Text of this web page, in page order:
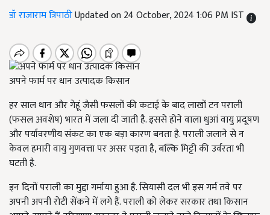
डॉ राजाराम त्रिपाठीUpdated on 24 October, 2024 1:06 PM IST
अपने फार्म पर धान उत्पादक किसान
हर साल धान और गेहूं जैसी फसलों की कटाई के बाद लाखों टन पराली
(फसल अवशेष) भारत में जला दी जाती है. इससे होने वाला धुआं वायु प्रदूषण
और पर्यावरणीय संकट का एक बड़ा कारण बनता है. पराली जलाने से न
केवल हमारी वायु गुणवत्ता पर असर पड़ता है, बल्कि मिट्टी की उर्वरता भी
घटती है.
इन दिनों पराली का मुद्दा गर्माया हुआ है. सियासी दल भी इस गर्म तवे पर
अपनी अपनी रोटी सेंकने में लगे हैं. पराली को लेकर सरकार तथा किसान